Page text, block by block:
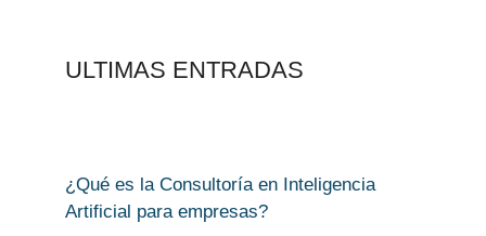
ULTIMAS ENTRADAS
¿Qué es la Consultoría en Inteligencia
Artificial para empresas?